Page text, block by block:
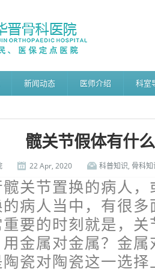
新闻动态 医师介绍 科室
髋关节假体有什
22 Apr, 2020 科普知识, 骨科知
关节置换的病人
病人当中，有很
要的时刻就是，
金属对金属？金
瓷对陶瓷这一选